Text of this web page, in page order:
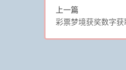
上一篇
彩票梦境获奖数字